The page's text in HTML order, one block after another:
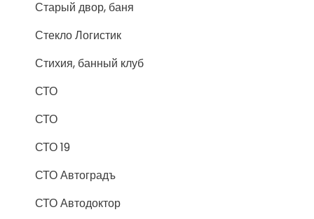
Старый двор, баня
Стекло Логистик
Стихия, банный клуб
СТО
СТО
СТО 19
СТО Автоградъ
СТО Автодоктор